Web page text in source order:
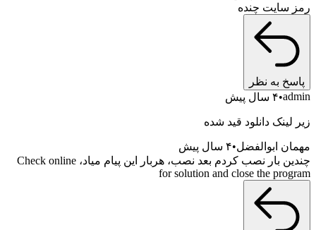
چنده
به نظر
۴ سال پیش
دانلود قید شده
ابوالفضل ۴ سال پیش
چندین بار نصب کردم بعد نصب، هربار این پیام میاد، Check online
for solution and close the